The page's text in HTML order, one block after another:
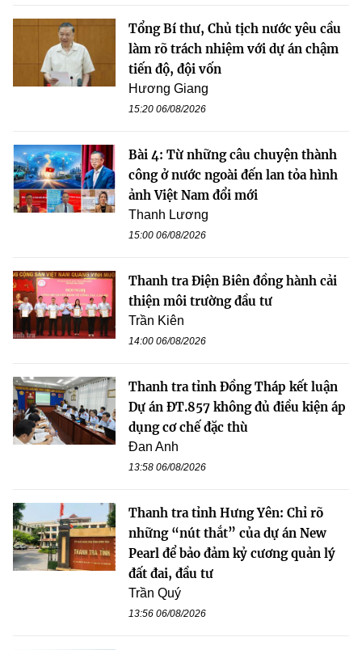
Tổng Bí thư, Chủ tịch nước yêu cầu
làm rõ trách nhiệm với dự án chậm
tiến độ, đội vốn
Hương Giang
15:20 06/08/2026
Bài 4: Từ những câu chuyện thành
công ở nước ngoài đến lan tỏa hình
ảnh Việt Nam đổi mới
Thanh Lương
15:00 06/08/2026
Thanh tra Điện Biên đồng hành cải
thiện môi trường đầu tư
Trần Kiên
14:00 06/08/2026
Thanh tra tỉnh Đồng Tháp kết luận
Dự án ĐT.857 không đủ điều kiện áp
dụng cơ chế đặc thù
Đan Anh
13:58 06/08/2026
Thanh tra tỉnh Hưng Yên: Chỉ rõ
những “nút thắt” của dự án New
Pearl để bảo đảm kỷ cương quản lý
đất đai, đầu tư
Trần Quý
13:56 06/08/2026